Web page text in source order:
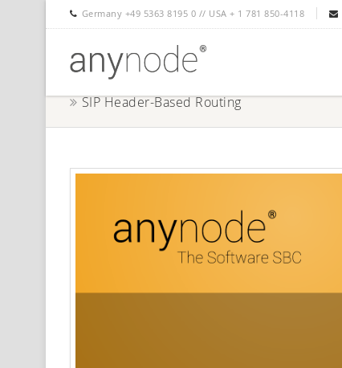
Germany +49 5363 8195 0 // USA + 1 781 850-4118
SIP Header-Based Routing